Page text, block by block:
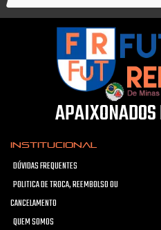
INSTITUCIONAL
DÚVIDAS FREQUENTES
POLITICA DE TROCA, REEMBOLSO OU
CANCELAMENTO
QUEM SOMOS